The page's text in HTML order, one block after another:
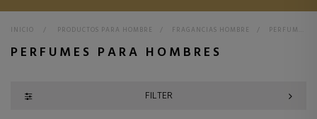
INICIO > PRODUCTOS PARA HOMBRE > FRAGANCIAS HOMBRE > PERFUMES HOMBRE
PERFUMES PARA HOMBRES
FILTER